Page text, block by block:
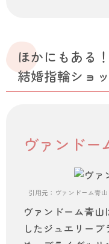
ほかにもある
結婚指輪ショ
ヴァンドー
引用元：ヴァンドーム青
ヴァンドーム青山
したジュエリー